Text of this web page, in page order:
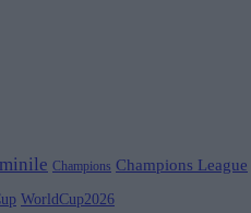
Champions Champions League
WorldCup2026